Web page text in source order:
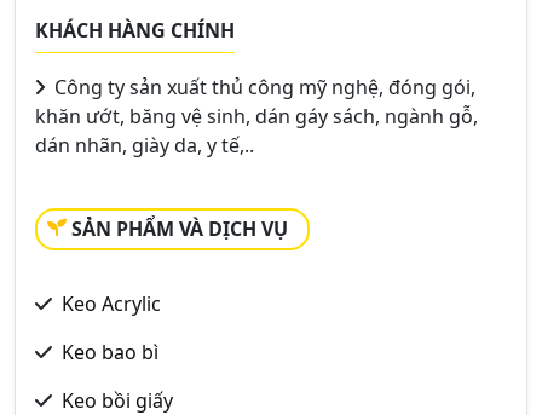
KHÁCH HÀNG CHÍNH
Công ty sản xuất thủ công mỹ nghệ, đóng gói,
khăn ướt, băng vệ sinh, dán gáy sách, ngành gỗ,
dán nhãn, giày da, y tế,..
SẢN PHẨM VÀ DỊCH VỤ
Keo Acrylic
Keo bao bì
Keo bồi giấy